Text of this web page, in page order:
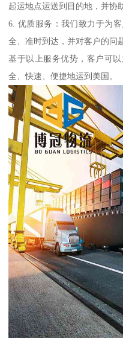
起运地点运送到目的地，并协
6. 优质服务：我们致力于为
全、准时到达，并对客户的问
基于以上服务优势，客户可
全、快速、便捷地运到美国。